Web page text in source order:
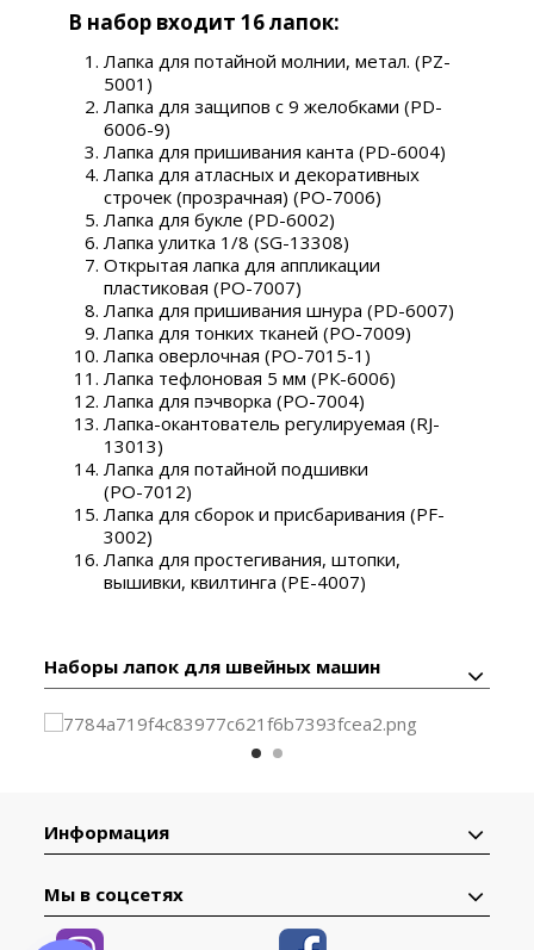
В набор входит 16 лапок:
Лапка для потайной молнии, метал. (PZ-
5001)
Лапка для защипов с 9 желобками (PD-
6006-9)
Лапка для пришивания канта (PD-6004)
Лапка для атласных и декоративных
строчек (прозрачная) (PO-7006)
Лапка для букле (PD-6002)
Лапка улитка 1/8 (SG-13308)
Открытая лапка для аппликации
пластиковая (РО-7007)
Лапка для пришивания шнура (PD-6007)
Лапка для тонких тканей (PO-7009)
Лапка оверлочная (PO-7015-1)
Лапка тефлоновая 5 мм (РК-6006)
Лапка для пэчворка (PO-7004)
Лапка-окантователь регулируемая (RJ-
13013)
Лапка для потайной подшивки
(РО-7012)
Лапка для сборок и присбаривания (PF-
3002)
Лапка для простегивания, штопки,
вышивки, квилтинга (PE-4007)
Наборы лапок для швейных машин
Информация
Мы в соцсетях